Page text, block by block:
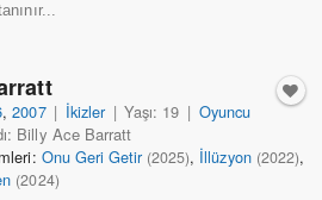
,2007 | İkizler | Yaşı: 19 | Oyuncu
Billy Ace Barratt
Onu Geri Getir (2025), İllüzyon (2022),
(2024)